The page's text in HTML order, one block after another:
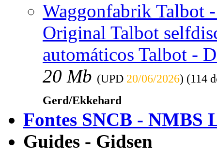
Waggonfabrik Talbot
Original Talbot
automáticos Talbot -
20 Mb (UPD 20/06/2026) (114
Gerd/Ekkehard
Fontes SNCB - NMBS
Guides - Gidsen